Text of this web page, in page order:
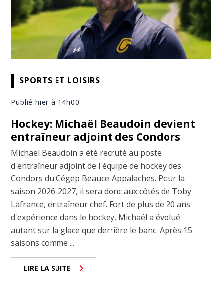
SPORTS ET LOISIRS
Publié hier à 14h00
Hockey: Michaël Beaudoin devient
entraîneur adjoint des Condors
Michaël Beaudoin a été recruté au poste
d'entraîneur adjoint de l'équipe de hockey des
Condors du Cégep Beauce-Appalaches. Pour la
saison 2026-2027, il sera donc aux côtés de Toby
Lafrance, entraîneur chef. Fort de plus de 20 ans
d'expérience dans le hockey, Michaël a évolué
autant sur la glace que derrière le banc. Après 15
saisons comme ...
LIRE LA SUITE